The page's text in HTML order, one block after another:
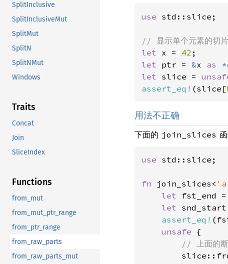
SplitInclusive
SplitInclusiveMut
SplitMut
SplitN
SplitNMut
Windows
Traits
Concat
Join
SliceIndex
Functions
from_mut
from_mut_ptr_range
from_ptr_range
from_raw_parts
from_raw_parts_mut
use std::slice;
let x = 42
let ptr = &x as
let slice =
assert_eq! (slice[
用法不正确
下面的 join_slices
use std::slice;
fn join_slices< 'a
let fst_end
let
assert_eq!
unsafe {
// 上面的